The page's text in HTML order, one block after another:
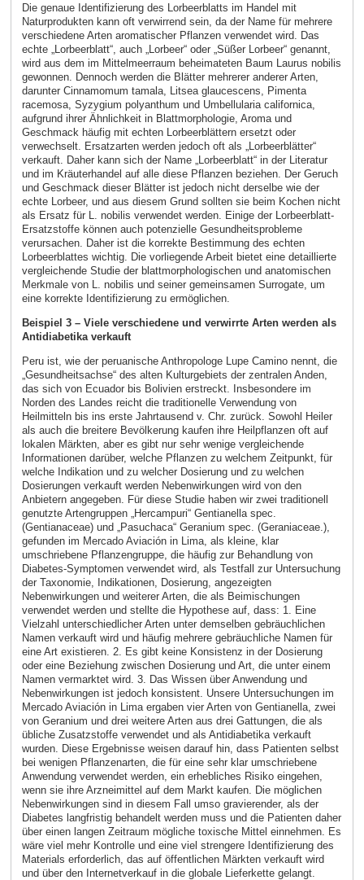
Die genaue Identifizierung des Lorbeerblatts im Handel mit
Naturprodukten kann oft verwirrend sein, da der Name für mehrere
verschiedene Arten aromatischer Pflanzen verwendet wird. Das
echte „Lorbeerblatt“, auch „Lorbeer“ oder „Süßer Lorbeer“ genannt,
wird aus dem im Mittelmeerraum beheimateten Baum Laurus nobilis
gewonnen. Dennoch werden die Blätter mehrerer anderer Arten,
darunter Cinnamomum tamala, Litsea glaucescens, Pimenta
racemosa, Syzygium polyanthum und Umbellularia californica,
aufgrund ihrer Ähnlichkeit in Blattmorphologie, Aroma und
Geschmack häufig mit echten Lorbeerblättern ersetzt oder
verwechselt. Ersatzarten werden jedoch oft als „Lorbeerblätter“
verkauft. Daher kann sich der Name „Lorbeerblatt“ in der Literatur
und im Kräuterhandel auf alle diese Pflanzen beziehen. Der Geruch
und Geschmack dieser Blätter ist jedoch nicht derselbe wie der
echte Lorbeer, und aus diesem Grund sollten sie beim Kochen nicht
als Ersatz für L. nobilis verwendet werden. Einige der Lorbeerblatt-
Ersatzstoffe können auch potenzielle Gesundheitsprobleme
verursachen. Daher ist die korrekte Bestimmung des echten
Lorbeerblattes wichtig. Die vorliegende Arbeit bietet eine detaillierte
vergleichende Studie der blattmorphologischen und anatomischen
Merkmale von L. nobilis und seiner gemeinsamen Surrogate, um
eine korrekte Identifizierung zu ermöglichen.
Beispiel 3 – Viele verschiedene und verwirrte Arten werden als
Antidiabetika verkauft
Peru ist, wie der peruanische Anthropologe Lupe Camino nennt, die
„Gesundheitsachse“ des alten Kulturgebiets der zentralen Anden,
das sich von Ecuador bis Bolivien erstreckt. Insbesondere im
Norden des Landes reicht die traditionelle Verwendung von
Heilmitteln bis ins erste Jahrtausend v. Chr. zurück. Sowohl Heiler
als auch die breitere Bevölkerung kaufen ihre Heilpflanzen oft auf
lokalen Märkten, aber es gibt nur sehr wenige vergleichende
Informationen darüber, welche Pflanzen zu welchem ​​Zeitpunkt, für
welche Indikation und zu welcher Dosierung und zu welchen
Dosierungen verkauft werden Nebenwirkungen wird von den
Anbietern angegeben. Für diese Studie haben wir zwei traditionell
genutzte Artengruppen „Hercampuri“ Gentianella spec.
(Gentianaceae) und „Pasuchaca“ Geranium spec. (Geraniaceae.),
gefunden im Mercado Aviación in Lima, als kleine, klar
umschriebene Pflanzengruppe, die häufig zur Behandlung von
Diabetes-Symptomen verwendet wird, als Testfall zur Untersuchung
der Taxonomie, Indikationen, Dosierung, angezeigten
Nebenwirkungen und weiterer Arten, die als Beimischungen
verwendet werden und stellte die Hypothese auf, dass: 1. Eine
Vielzahl unterschiedlicher Arten unter demselben gebräuchlichen
Namen verkauft wird und häufig mehrere gebräuchliche Namen für
eine Art existieren. 2. Es gibt keine Konsistenz in der Dosierung
oder eine Beziehung zwischen Dosierung und Art, die unter einem
Namen vermarktet wird. 3. Das Wissen über Anwendung und
Nebenwirkungen ist jedoch konsistent. Unsere Untersuchungen im
Mercado Aviación in Lima ergaben vier Arten von Gentianella, zwei
von Geranium und drei weitere Arten aus drei Gattungen, die als
übliche Zusatzstoffe verwendet und als Antidiabetika verkauft
wurden. Diese Ergebnisse weisen darauf hin, dass Patienten selbst
bei wenigen Pflanzenarten, die für eine sehr klar umschriebene
Anwendung verwendet werden, ein erhebliches Risiko eingehen,
wenn sie ihre Arzneimittel auf dem Markt kaufen. Die möglichen
Nebenwirkungen sind in diesem Fall umso gravierender, als der
Diabetes langfristig behandelt werden muss und die Patienten daher
über einen langen Zeitraum mögliche toxische Mittel einnehmen. Es
wäre viel mehr Kontrolle und eine viel strengere Identifizierung des
Materials erforderlich, das auf öffentlichen Märkten verkauft wird
und über den Internetverkauf in die globale Lieferkette gelangt.